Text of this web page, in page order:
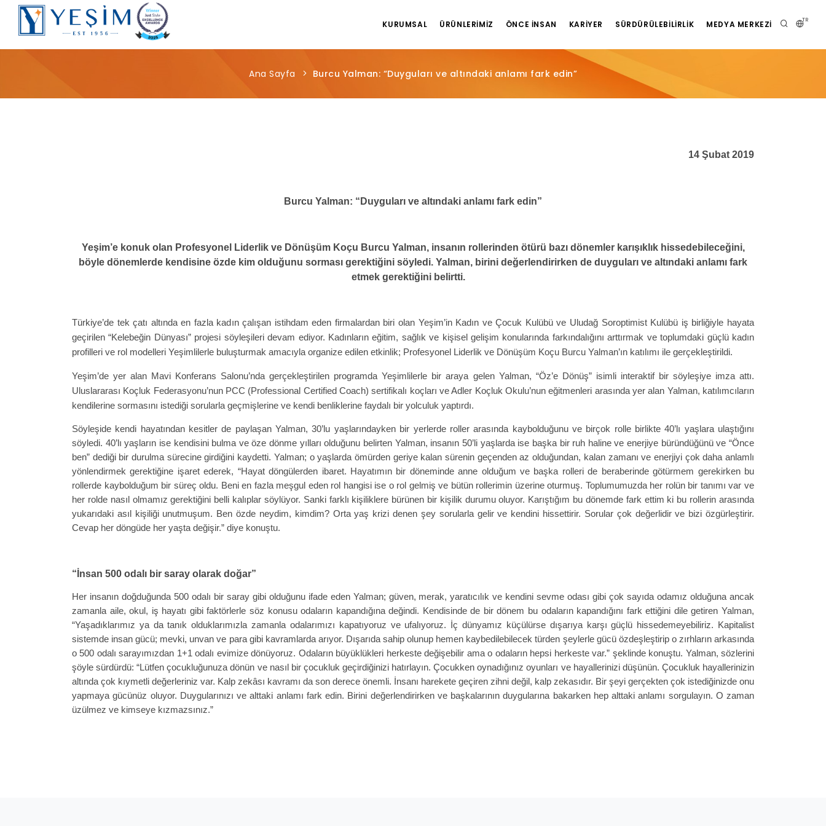
TR
KURUMSAL ÜRÜNLERIMIZ ÖNCE İNSAN KARIYER SÜRDÜRÜLEBILIRLIK MEDYA MERKEZI
Ana Sayfa Burcu Yalman: “Duyguları ve altındaki anlamı fark edin”
14 Şubat 2019
Burcu Yalman: “Duyguları ve altındaki anlamı fark edin”
Yeşim’e konuk olan Profesyonel Liderlik ve Dönüşüm Koçu Burcu Yalman, insanın rollerinden ötürü bazı dönemler karışıklık hissedebileceğini,
böyle dönemlerde kendisine özde kim olduğunu sorması gerektiğini söyledi. Yalman, birini değerlendirirken de duyguları ve altındaki anlamı fark
etmek gerektiğini belirtti.
Türkiye’de tek çatı altında en fazla kadın çalışan istihdam eden firmalardan biri olan Yeşim’in Kadın ve Çocuk Kulübü ve Uludağ Soroptimist Kulübü iş birliğiyle hayata
geçirilen “Kelebeğin Dünyası” projesi söyleşileri devam ediyor. Kadınların eğitim, sağlık ve kişisel gelişim konularında farkındalığını arttırmak ve toplumdaki güçlü kadın
profilleri ve rol modelleri Yeşimlilerle buluşturmak amacıyla organize edilen etkinlik; Profesyonel Liderlik ve Dönüşüm Koçu Burcu Yalman’ın katılımı ile gerçekleştirildi.
Yeşim’de yer alan Mavi Konferans Salonu’nda gerçekleştirilen programda Yeşimlilerle bir araya gelen Yalman, “Öz’e Dönüş” isimli interaktif bir söyleşiye imza attı.
Uluslararası Koçluk Federasyonu’nun PCC (Professional Certified Coach) sertifikalı koçları ve Adler Koçluk Okulu’nun eğitmenleri arasında yer alan Yalman, katılımcıların
kendilerine sormasını istediği sorularla geçmişlerine ve kendi benliklerine faydalı bir yolculuk yaptırdı.
Söyleşide kendi hayatından kesitler de paylaşan Yalman, 30’lu yaşlarındayken bir yerlerde roller arasında kaybolduğunu ve birçok rolle birlikte 40’lı yaşlara ulaştığını
söyledi. 40’lı yaşların ise kendisini bulma ve öze dönme yılları olduğunu belirten Yalman, insanın 50’li yaşlarda ise başka bir ruh haline ve enerjiye büründüğünü ve “Önce
ben” dediği bir durulma sürecine girdiğini kaydetti. Yalman; o yaşlarda ömürden geriye kalan sürenin geçenden az olduğundan, kalan zamanı ve enerjiyi çok daha anlamlı
yönlendirmek gerektiğine işaret ederek, “Hayat döngülerden ibaret. Hayatımın bir döneminde anne olduğum ve başka rolleri de beraberinde götürmem gerekirken bu
rollerde kaybolduğum bir süreç oldu. Beni en fazla meşgul eden rol hangisi ise o rol gelmiş ve bütün rollerimin üzerine oturmuş. Toplumumuzda her rolün bir tanımı var ve
her rolde nasıl olmamız gerektiğini belli kalıplar söylüyor. Sanki farklı kişiliklere bürünen bir kişilik durumu oluyor. Karıştığım bu dönemde fark ettim ki bu rollerin arasında
yukarıdaki asıl kişiliği unutmuşum. Ben özde neydim, kimdim? Orta yaş krizi denen şey sorularla gelir ve kendini hissettirir. Sorular çok değerlidir ve bizi özgürleştirir.
Cevap her döngüde her yaşta değişir.” diye konuştu.
“İnsan 500 odalı bir saray olarak doğar”
Her insanın doğduğunda 500 odalı bir saray gibi olduğunu ifade eden Yalman; güven, merak, yaratıcılık ve kendini sevme odası gibi çok sayıda odamız olduğuna ancak
zamanla aile, okul, iş hayatı gibi faktörlerle söz konusu odaların kapandığına değindi. Kendisinde de bir dönem bu odaların kapandığını fark ettiğini dile getiren Yalman,
“Yaşadıklarımız ya da tanık olduklarımızla zamanla odalarımızı kapatıyoruz ve ufalıyoruz. İç dünyamız küçülürse dışarıya karşı güçlü hissedemeyebiliriz. Kapitalist
sistemde insan gücü; mevki, unvan ve para gibi kavramlarda arıyor. Dışarıda sahip olunup hemen kaybedilebilecek türden şeylerle gücü özdeşleştirip o zırhların arkasında
o 500 odalı sarayımızdan 1+1 odalı evimize dönüyoruz. Odaların büyüklükleri herkeste değişebilir ama o odaların hepsi herkeste var.” şeklinde konuştu. Yalman, sözlerini
şöyle sürdürdü: “Lütfen çocukluğunuza dönün ve nasıl bir çocukluk geçirdiğinizi hatırlayın. Çocukken oynadığınız oyunları ve hayallerinizi düşünün. Çocukluk hayallerinizin
altında çok kıymetli değerleriniz var. Kalp zekâsı kavramı da son derece önemli. İnsanı harekete geçiren zihni değil, kalp zekasıdır. Bir şeyi gerçekten çok istediğinizde onu
yapmaya gücünüz oluyor. Duygularınızı ve alttaki anlamı fark edin. Birini değerlendirirken ve başkalarının duygularına bakarken hep alttaki anlamı sorgulayın. O zaman
üzülmez ve kimseye kızmazsınız.”